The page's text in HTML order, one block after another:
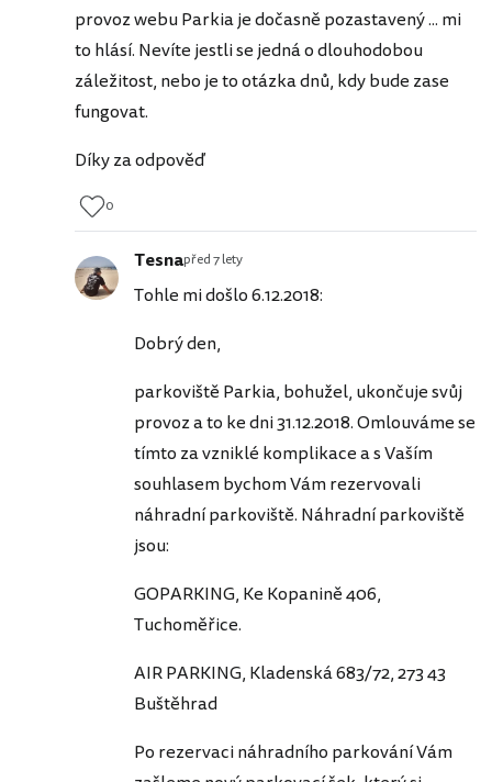
provoz webu Parkia je dočasně pozastavený ... mi
to hlásí. Nevíte jestli se jedná o dlouhodobou
záležitost, nebo je to otázka dnů, kdy bude zase
fungovat.
Díky za odpověď
0
Tesnapřed 7 lety
Tohle mi došlo 6.12.2018:
Dobrý den,
parkoviště Parkia, bohužel, ukončuje svůj
provoz a to ke dni 31.12.2018. Omlouváme se
tímto za vzniklé komplikace a s Vaším
souhlasem bychom Vám rezervovali
náhradní parkoviště. Náhradní parkoviště
jsou:
GOPARKING, Ke Kopanině 406,
Tuchoměřice.
AIR PARKING, Kladenská 683/72, 273 43
Buštěhrad
Po rezervaci náhradního parkování Vám